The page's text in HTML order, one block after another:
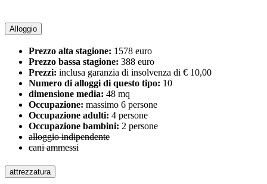
Alloggio
Prezzo alta stagione: 1578 euro
Prezzo bassa stagione: 388 euro
Prezzi: inclusa garanzia di insolvenza di € 10,00
Numero di alloggi di questo tipo: 10
dimensione media: 48 mq
Occupazione: massimo 6 persone
Occupazione adulti: 4 persone
Occupazione bambini: 2 persone
alloggio indipendente
cani ammessi
attrezzatura